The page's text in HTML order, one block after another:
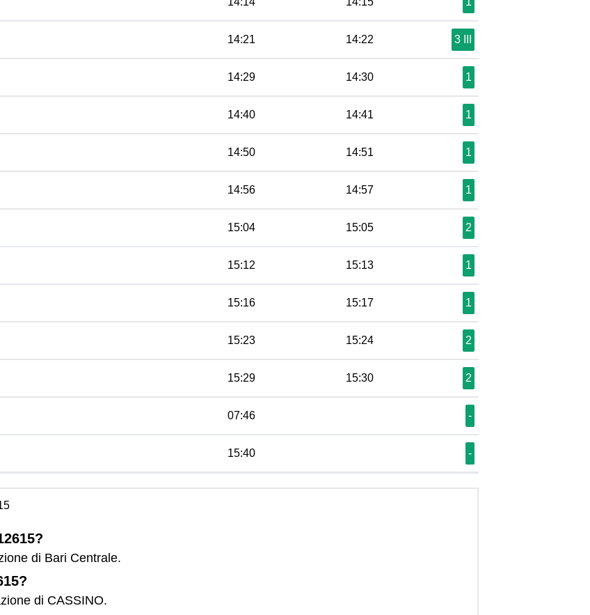
14:21 14:22 3 III
14:29 14:30 1
14:40 14:41 1
14:50 14:51 1
14:56 14:57 1
15:04 15:05 2
15:12 15:13 1
15:16 15:17 1
15:23 15:24 2
15:29 15:30 2
07:46 -
15:40 -
di Bari Centrale.
di CASSINO.